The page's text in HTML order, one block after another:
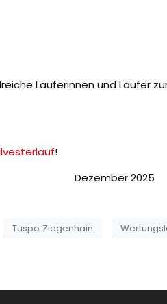
Läuferinnen und Läufer
!
Tuspo Ziegenhain